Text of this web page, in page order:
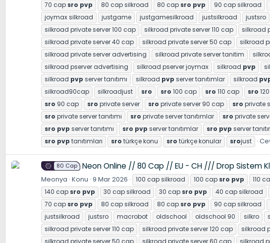
70 cap sro pvp 80 cap silkroad 80 cap sro pvp 90 cap silkroad
joymax silkroad
justgame justgamesilkroad justsilkroad justsro
silkroad private server 100 cap
silkroad private server 110 cap silkroad
silkroad private server 40 cap
silkroad private server 50 cap silkroad
silkroad private server advertising
silkroad private server tanitim
silkroad pserver advertising
silkroad pserver joymax silkroad pvp
silkroad pvp server tanıtımı silkroad pvp server tanıtımlar silkroad
silkroad90cap
silkroadjust sro sro 100 cap sro 110 cap sro
sro 90 cap sro private server sro private server 90 cap sro private
sro private server tanıtımı sro private server tanıtımlar sro private
sro pvp server tanıtımı sro pvp server tanıtımlar sro pvp server
sro pvp tanıtımları sro türkçe konu sro türkçe konular srojust
80 Cap Neon Online // 80 Cap // EU - CH /// Drop Sistem
Meonya Konu 9 Mar 2026 100 cap silkroad 100 cap sro pvp 110
140 cap sro pvp 30 cap silkroad 30 cap sro pvp 40 cap silkroad
70 cap sro pvp 80 cap silkroad 80 cap sro pvp 90 cap silkroad
justsilkroad
justsro macrobot oldschool oldschool 90 silkro
silkroad private server 110 cap
silkroad private server 120 cap silkroad